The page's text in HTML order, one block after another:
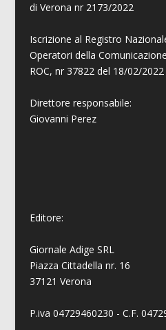
di Verona nr 2173/2022
Iscrizione al Registro
Operatori della
ROC, nr 37822 del 18/02/2022
Direttore responsabile:
Giovanni Perez
Editore:
Giornale Adige SRL
Piazza Cittadella nr. 16
37121 Verona
P.iva 04729460230 - C.F.